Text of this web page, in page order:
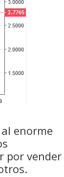
enorme
por vender